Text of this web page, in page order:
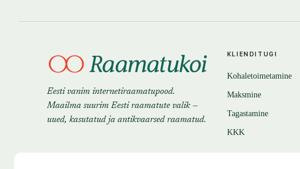
Eesti vanim internetiraamatupood.
Maailma suurim Eesti raamatute valik —
uued, kasutatud ja antikvaarsed raamatud.
KLIENDITUGI
Kohaletoimetamine
Maksmine
Tagastamine
KKK